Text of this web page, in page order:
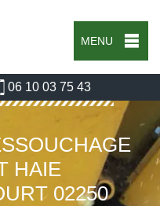
MENU
06 10 03 75 43
HAIE
02250